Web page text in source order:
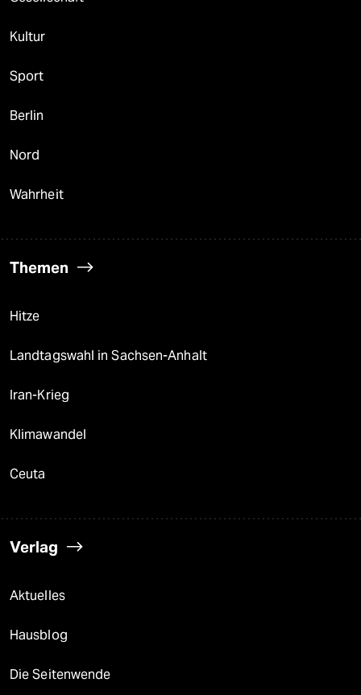
Kultur
Sport
Berlin
Nord
Wahrheit
Themen
Hitze
Landtagswahl in Sachsen-Anhalt
Iran-Krieg
Klimawandel
Ceuta
Verlag
Aktuelles
Hausblog
Die Seitenwende